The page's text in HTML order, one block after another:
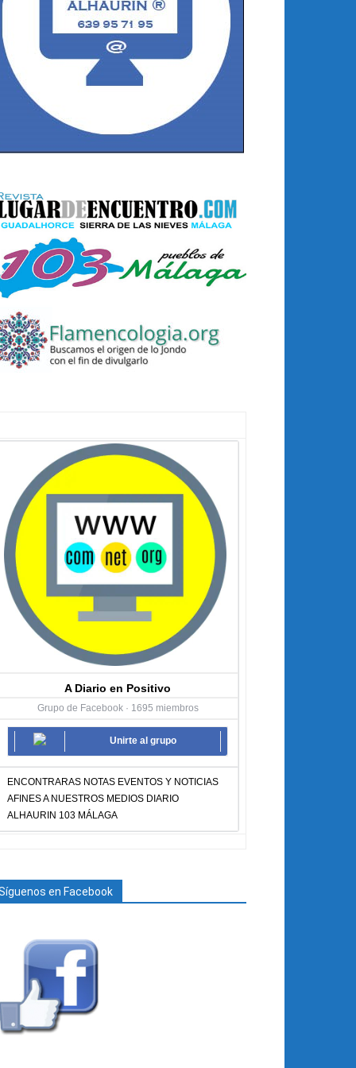
A Diario en Positivo
Grupo de Facebook · 1695 miembros
Unirte al grupo
ENCONTRARAS NOTAS EVENTOS Y NOTICIAS
AFINES A NUESTROS MEDIOS DIARIO
ALHAURIN 103 MÁLAGA
en Facebook